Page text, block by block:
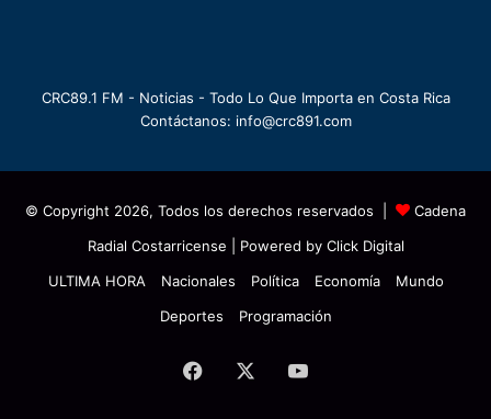
CRC89.1 FM - Noticias - Todo Lo Que Importa en Costa Rica
Contáctanos: info@crc891.com
© Copyright 2026, Todos los derechos reservados |
Cadena
Radial Costarricense | Powered by Click Digital
ULTIMA HORA
Nacionales Política Economía
Mundo
Deportes
Programación
Facebook YouTube